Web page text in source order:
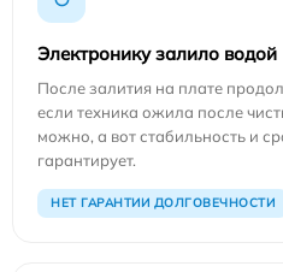
Электронику залило водой
После залития на плате
если техника ожила после
можно, а вот стабильность и
гарантирует.
НЕТ ГАРАНТИИ ДОЛГОВЕЧНОСТИ